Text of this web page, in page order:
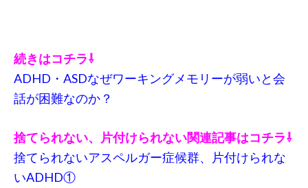
続きはコチラ⇩
ADHD・ASDなぜワーキングメモリーが弱いと会
話が困難なのか？
捨てられない、片付けられない関連記事はコチラ⇩
捨てられないアスペルガー症候群、片付けられな
いADHD①